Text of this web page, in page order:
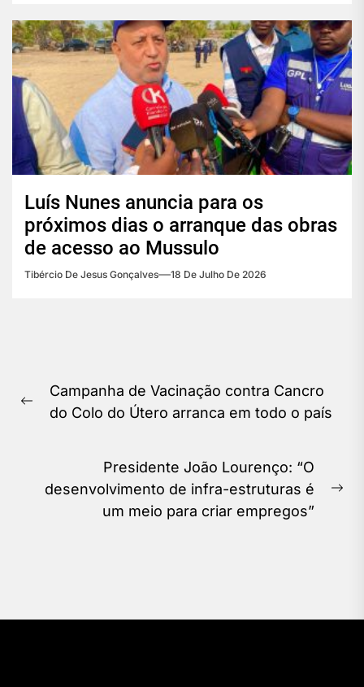
Luís Nunes anuncia para os
próximos dias o arranque das obras
de acesso ao Mussulo
Tibércio De Jesus Gonçalves 18 De Julho De 2026
dePrevious
Campanha de Vacinação contra Cancro
do Colo do Útero arranca em todo o país
Presidente João Lourenço: “O
desenvolvimento de infra-estruturas é
um meio para criar empregos”